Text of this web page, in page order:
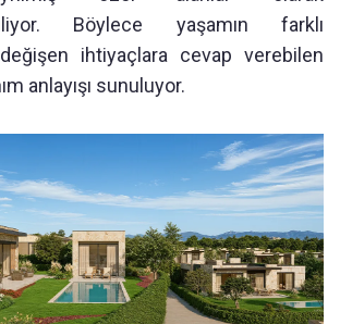
Böylece yaşamın farklı
ihtiyaçlara cevap verebilen
anlayışı sunuluyor.